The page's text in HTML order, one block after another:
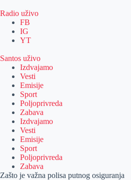
Radio uživo
FB
IG
YT
Santos uživo
Izdvajamo
Vesti
Emisije
Sport
Poljoprivreda
Zabava
Izdvajamo
Vesti
Emisije
Sport
Poljoprivreda
Zabava
Zašto je važna polisa putnog osiguranja